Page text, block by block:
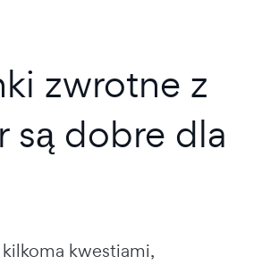
zwrotne z
są dobre dla
kwestiami,